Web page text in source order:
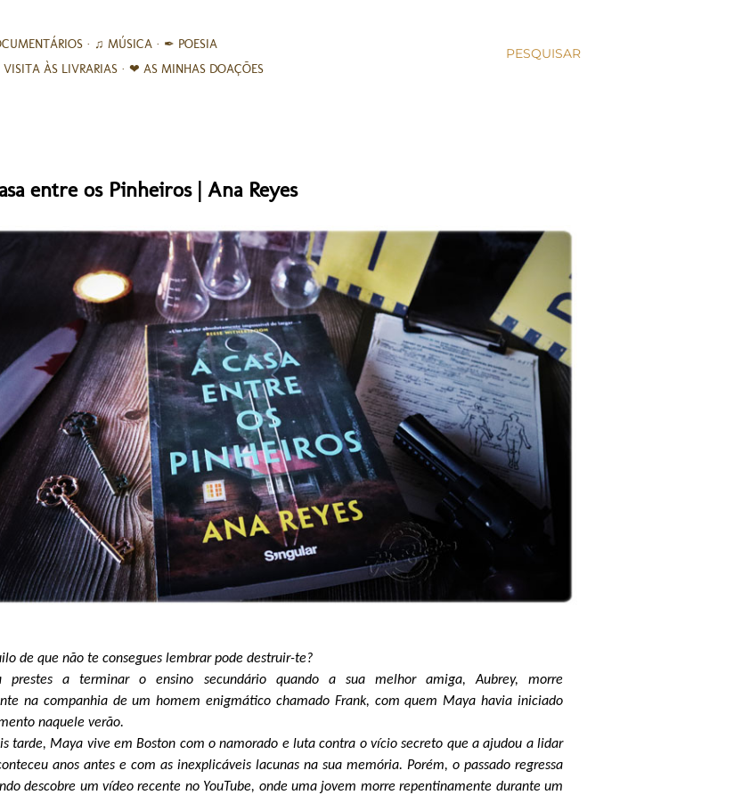
PESQUISAR
♫ MÚSICA
✒ POESIA
ÀS LIVRARIAS ❤ AS MINHAS DOAÇÕES
entre os Pinheiros | Ana Reyes
de que não te consegues lembrar pode destruir-te?
prestes a terminar o ensino secundário quando a sua melhor amiga, Aubrey, morre
na companhia de um homem enigmático chamado Frank, com quem Maya havia iniciado
naquele verão.
tarde, Maya vive em Boston com o namorado e luta contra o vício secreto que a ajudou a lidar
anos antes e com as inexplicáveis lacunas na sua memória. Porém, o passado regressa
descobre um vídeo recente no YouTube, onde uma jovem morre repentinamente durante um